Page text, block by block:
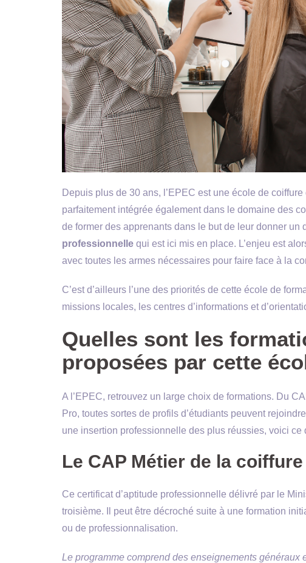
Depuis plus de 30 ans, l’EPEC est une école de coiffure
parfaitement intégrée également dans le domaine des
de former des apprenants dans le but de leur donner un
professionnelle qui est ici mis en place. L’enjeu est
avec toutes les armes nécessaires pour faire face à la
C’est d’ailleurs l’une des priorités de cette école de
missions locales, les centres d’informations et
Quelles sont les
proposées par cette
A l’EPEC, retrouvez un large choix de formations. Du
Pro, toutes sortes de profils d’étudiants peuvent
une insertion professionnelle des plus réussies, voici ce
Le CAP Métier de la coiffure
Ce certificat d’aptitude professionnelle délivré par le
troisième. Il peut être décroché suite à une formation
ou de professionnalisation.
Le programme comprend des enseignements